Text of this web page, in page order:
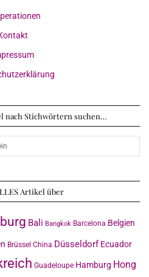
nach Stichwörtern suchen…
Artikel über
Bali Bangkok Barcelona Belgien
Brüssel China Düsseldorf Ecuador
Guadeloupe Hamburg Hong